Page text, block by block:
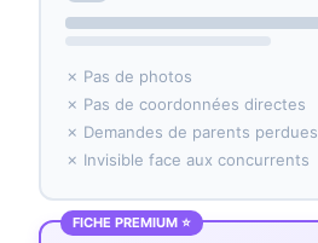
✗ Pas de photos
✗ Pas de coordonnées directes
✗ Demandes de parents perdues
✗ Invisible face aux concurrents
FICHE PREMIUM ⭐